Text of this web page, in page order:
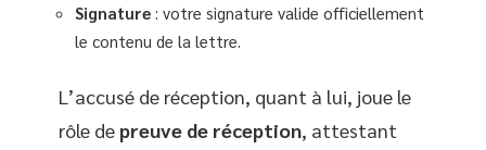
Signature : votre signature valide officiellement
le contenu de la lettre.
L’accusé de réception, quant à lui, joue le
rôle de preuve de réception, attestant